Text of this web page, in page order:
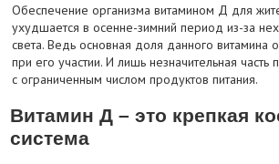
Обеспечение организма витамином Д для
ухудшается в осенне-зимний период из-за
света. Ведь основная доля данного витамина
при его участии. И лишь незначительная часть
с ограниченным числом продуктов питания.
Витамин Д – это крепкая
система